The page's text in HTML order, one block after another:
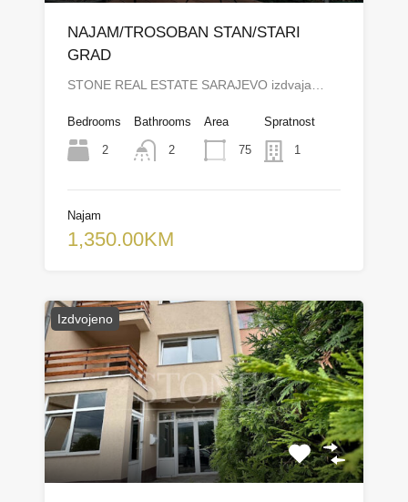
NAJAM/TROSOBAN STAN/STARI
GRAD
STONE REAL ESTATE SARAJEVO izdvaja…
Bedrooms
2
Bathrooms
2
Area
75
Spratnost
1
Najam
1,350.00KM
Izdvojeno